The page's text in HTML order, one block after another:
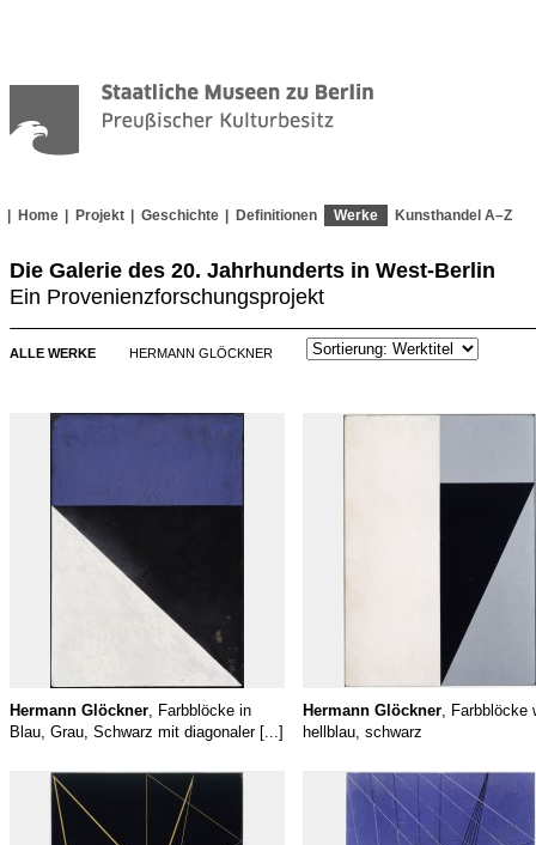
Home Projekt Geschichte Definitionen Werke Kunsthandel A–Z
Die Galerie des 20. Jahrhunderts in West-Berlin
Ein Provenienzforschungsprojekt
ALLE WERKE HERMANN GLÖCKNER
Hermann Glöckner , Farbblöcke in
Blau, Grau, Schwarz mit diagonaler [...]
Hermann Glöckner, Farbblöcke
hellblau, schwarz